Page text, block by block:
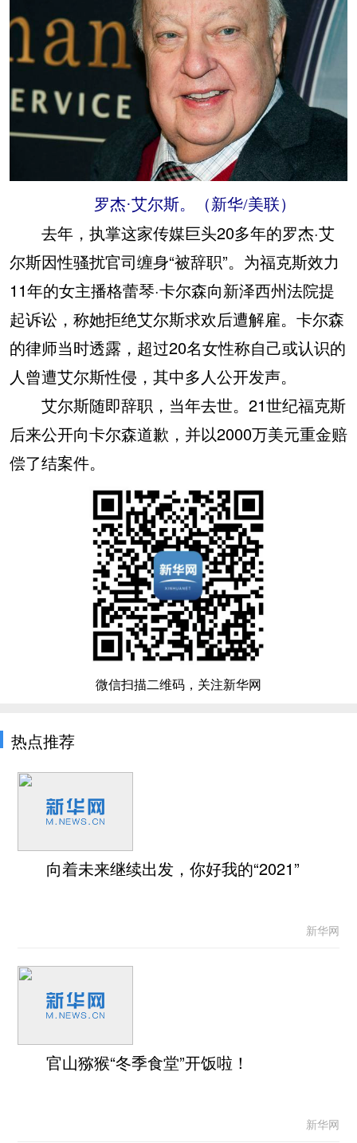
罗杰·艾尔斯。（新华/美联）
去年，执掌这家传媒巨头20多年的罗杰·艾
尔斯因性骚扰官司缠身“被辞职”。为福克斯效力
11年的女主播格蕾琴·卡尔森向新泽西州法院提
起诉讼，称她拒绝艾尔斯求欢后遭解雇。卡尔森
的律师当时透露，超过20名女性称自己或认识的
人曾遭艾尔斯性侵，其中多人公开发声。
艾尔斯随即辞职，当年去世。21世纪福克斯
后来公开向卡尔森道歉，并以2000万美元重金赔
偿了结案件。
微信扫描二维码，关注新华网
热点推荐
向着未来继续出发，你好我的“2021”
新华网
官山猕猴“冬季食堂”开饭啦！
新华网